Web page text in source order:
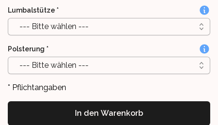
Lumbalstütze *
--- Bitte wählen ---
Polsterung *
--- Bitte wählen ---
* Pflichtangaben
In den Warenkorb